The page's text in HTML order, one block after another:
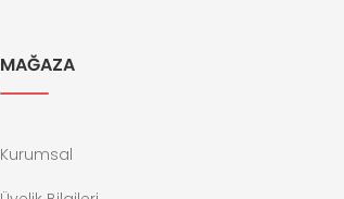
MAĞAZA
Kurumsal